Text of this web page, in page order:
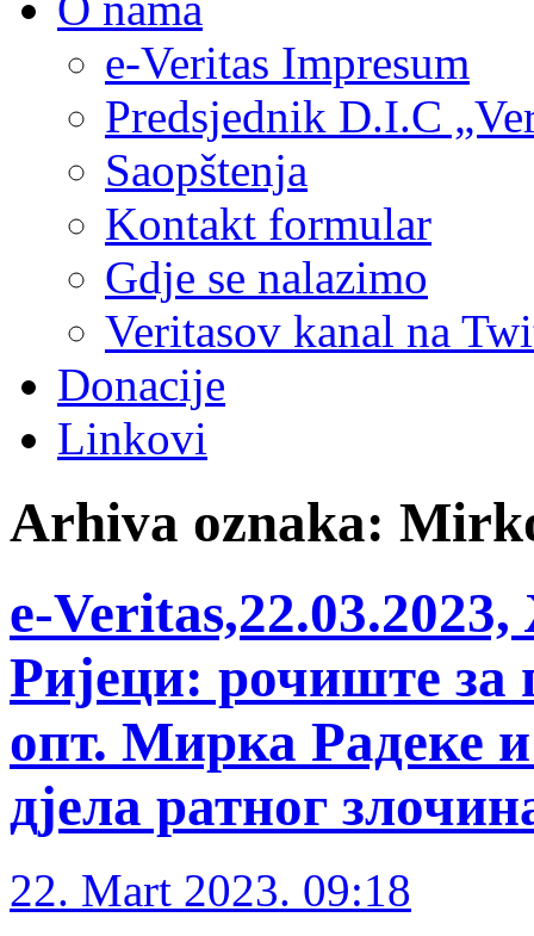
e-Veritas Impresum
Predsjednik D.I.C
Saopštenja
Kontakt formular
Gdje se nalazimo
Veritasov kanal na
Donacije
Linkovi
Arhiva oznaka:
е-
Ријеци: рочиште за
опт. Мирка Радеке
дјела ратног
22. Mart 2023. 09:18